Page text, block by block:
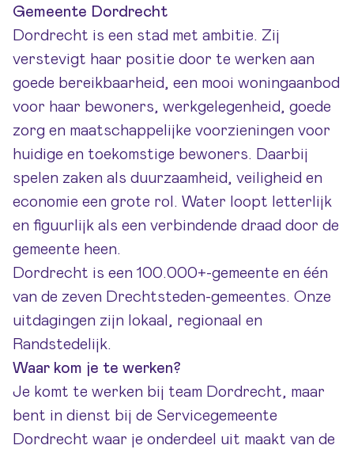
Gemeente Dordrecht
Dordrecht is een stad met ambitie. Zij
verstevigt haar positie door te werken aan
goede bereikbaarheid, een mooi woningaanbod
voor haar bewoners, werkgelegenheid, goede
zorg en maatschappelijke voorzieningen voor
huidige en toekomstige bewoners. Daarbij
spelen zaken als duurzaamheid, veiligheid en
economie een grote rol. Water loopt letterlijk
en figuurlijk als een verbindende draad door de
gemeente heen.
Dordrecht is een 100.000+-gemeente en één
van de zeven Drechtsteden-gemeentes. Onze
uitdagingen zijn lokaal, regionaal en
Randstedelijk.
Waar kom je te werken?
Je komt te werken bij team Dordrecht, maar
bent in dienst bij de Servicegemeente
Dordrecht waar je onderdeel uit maakt van de